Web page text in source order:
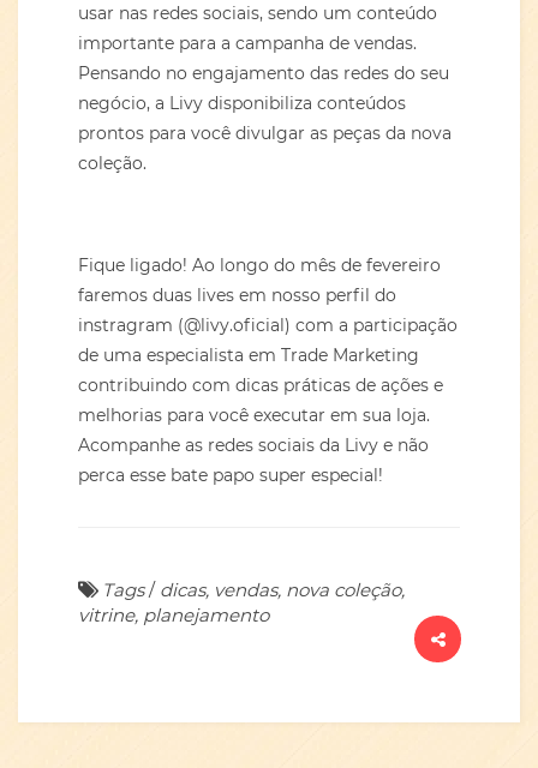
usar nas redes sociais, sendo um conteúdo
importante para a campanha de vendas.
Pensando no engajamento das redes do seu
negócio, a Livy disponibiliza conteúdos
prontos para você divulgar as peças da nova
coleção.
Fique ligado! Ao longo do mês de fevereiro
faremos duas lives em nosso perfil do
instragram (@livy.oficial) com a participação
de uma especialista em Trade Marketing
contribuindo com dicas práticas de ações e
melhorias para você executar em sua loja.
Acompanhe as redes sociais da Livy e não
perca esse bate papo super especial!
Tags/ dicas, vendas, nova coleção,
vitrine, planejamento